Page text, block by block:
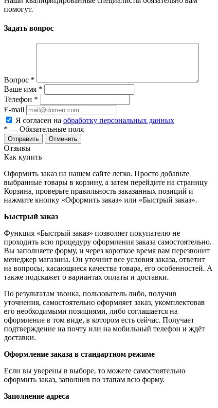
помогут.
Задать вопрос
Вопрос *
Ваше имя *
Телефон *
E-mail
Я согласен на обработку персональных данных
* — Обязательные поля
Отменить
Отзывы
Как купить
Оформить заказ на нашем сайте легко. Просто добавьте
выбранные товары в корзину, а затем перейдите на страницу
Корзина, проверьте правильность заказанных позиций и
нажмите кнопку «Оформить заказ» или «Быстрый заказ».
Быстрый заказ
Функция «Быстрый заказ» позволяет покупателю не
проходить всю процедуру оформления заказа самостоятельно.
Вы заполняете форму, и через короткое время вам перезвонит
менеджер магазина. Он уточнит все условия заказа, ответит
на вопросы, касающиеся качества товара, его особенностей. А
также подскажет о вариантах оплаты и доставки.
По результатам звонка, пользователь либо, получив
уточнения, самостоятельно оформляет заказ, укомплектовав
его необходимыми позициями, либо соглашается на
оформление в том виде, в котором есть сейчас. Получает
подтверждение на почту или на мобильный телефон и ждёт
доставки.
Оформление заказа в стандартном режиме
Если вы уверены в выборе, то можете самостоятельно
оформить заказ, заполнив по этапам всю форму.
Заполнение адреса